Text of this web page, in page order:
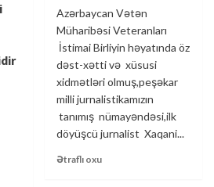
Azərbaycan Vətən
Müharibəsi Veteranları
İstimai Birliyin həyatında öz
dəst-xətti və xüsusi
xidmətləri olmuş,peşəkar
milli jurnalistikamızın
tanımış nümayəndəsi,ilk
döyüşcü jurnalist Xaqani...
Ətraflı oxu